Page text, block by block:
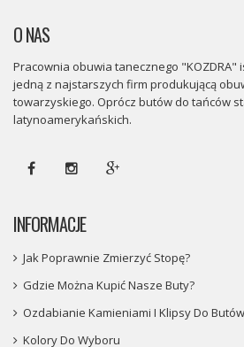
O NAS
Pracownia obuwia tanecznego "KOZDRA"
jedną z najstarszych firm produkującą
towarzyskiego. Oprócz butów do tańców
latynoamerykańskich.
INFORMACJE
Jak Poprawnie Zmierzyć Stopę?
Gdzie Można Kupić Nasze Buty?
Ozdabianie Kamieniami I Klipsy Do Butów
Kolory Do Wyboru